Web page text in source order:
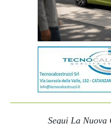
Segui La